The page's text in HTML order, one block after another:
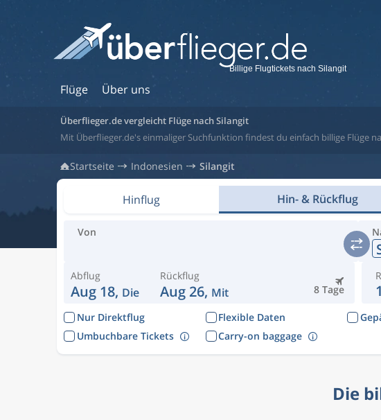
Flüge Über uns
Billige Flugtickets nach Silangit
Überflieger.de vergleicht Flüge nach Silangit
Mit Überflieger.de's einmaliger Suchfunktion findest du einfach billige Flüge
Startseite Indonesien Silangit
Hinflug Hin- & Rückflug
Von
Abflug
Aug 18, Die 8 Tage
Rückflug
Aug 26, Mit 1
Nur Direktflug Flexible Daten
Umbuchbare Tickets
Carry-on baggage
Die